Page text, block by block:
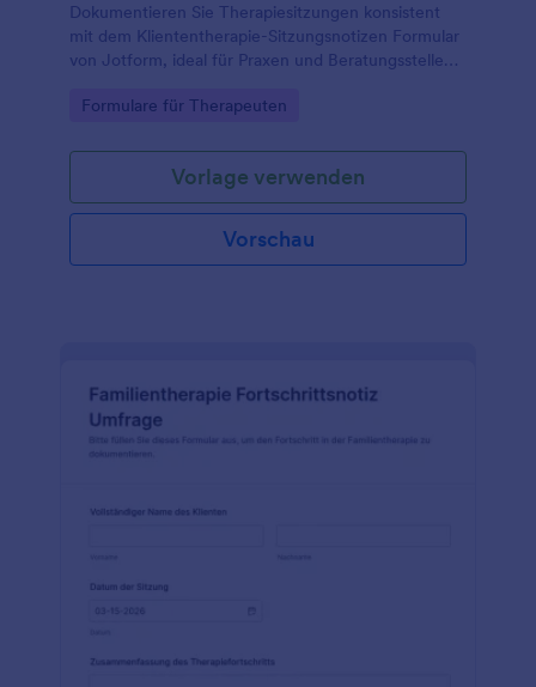
Dokumentieren Sie Therapiesitzungen konsistent
mit dem Kliententherapie-Sitzungsnotizen Formular
von Jotform, ideal für Praxen und Beratungsstellen,
geordnet verwalten möchten.
Go to Category:
Formulare für Therapeuten
Vorlage verwenden
Vorschau